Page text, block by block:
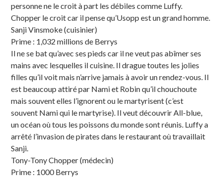
personne ne le croit à part les débiles comme Luffy.
Chopper le croit car il pense qu’Usopp est un grand homme.
Sanji Vinsmoke (cuisinier)
Prime : 1,032 millions de Berrys
Il ne se bat qu’avec ses pieds car il ne veut pas abîmer ses
mains avec lesquelles il cuisine. Il drague toutes les jolies
filles qu’il voit mais n’arrive jamais à avoir un rendez-vous. Il
est beaucoup attiré par Nami et Robin qu’il chouchoute
mais souvent elles l’ignorent ou le martyrisent (c’est
souvent Nami qui le martyrise). Il veut découvrir All-blue,
un océan où tous les poissons du monde sont réunis. Luffy a
arrêté l’invasion de pirates dans le restaurant où travaillait
Sanji.
Tony-Tony Chopper (médecin)
Prime : 1000 Berrys